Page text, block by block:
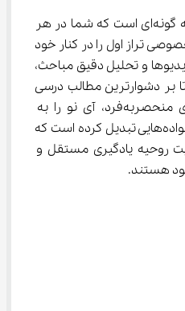
به گونه‌ای است که شما در هر
تراز اول را در کنار خود
و تحلیل دقیق مباحث،
را فراهم می‌کند تا بر دشوارترین مطالب درسی
مسلط شوید. این ویژگی‌های منحصربه‌فرد، آی نو را به
انتخابی هوشمندانه برای خانواده‌هایی تبدیل کرده است که
روحیه یادگیری مستقل و
هستند.